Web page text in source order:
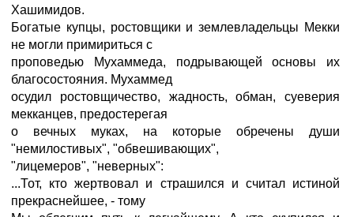
Хашимидов.
Богатые купцы, ростовщики и землевладельцы Мекки
не могли примириться с
проповедью Мухаммеда, подрывающей основы их
благосостояния. Мухаммед
осудил ростовщичество, жадность, обман, суеверия
мекканцев, предостерегая
о вечных муках, на которые обречены души
"немилостивых", "обвешивающих",
"лицемеров", "неверных":
...Тот, кто жертвовал и страшился и считал истиной
прекраснейшее, - тому